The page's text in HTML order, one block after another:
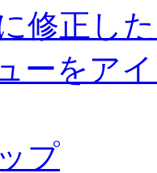
修正し
ーをア
プ